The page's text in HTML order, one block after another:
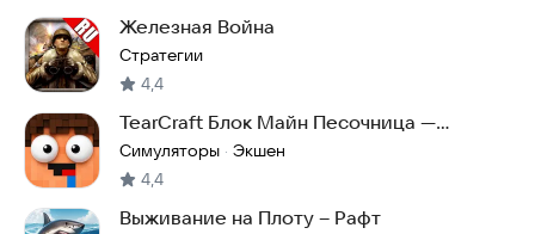
Железная Война
Стратегии
4,4
TearCraft Блок Майн Песочница —
Разрушение и Крафт
Симуляторы · Экшен
4,4
Выживание на Плоту – Рафт